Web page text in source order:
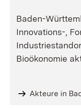
Baden-
Innovations-,
Bioökonomie
Akteure in